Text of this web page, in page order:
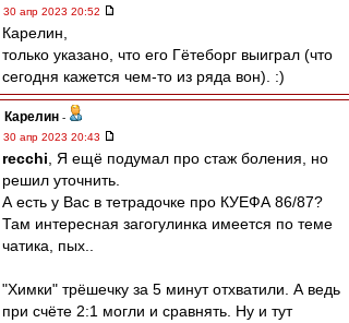
30 апр 2023 20:52
Карелин,
только указано, что его Гётеборг выиграл (что
сегодня кажется чем-то из ряда вон). :)
Карелин -
30 апр 2023 20:43
recchi , Я ещё подумал про стаж боления, но
решил уточнить.
А есть у Вас в тетрадочке про КУЕФА 86/87?
Там интересная загогулинка имеется по теме
чатика, пых..
"Химки" трёшечку за 5 минут отхватили. А ведь
при счёте 2:1 могли и сравнять. Ну и тут